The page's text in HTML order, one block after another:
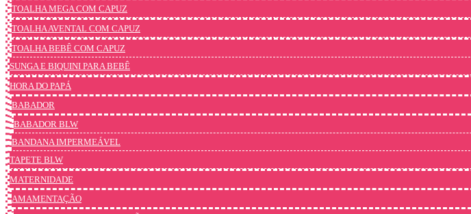
TOALHA MEGA COM CAPUZ
TOALHA AVENTAL COM CAPUZ
TOALHA BEBÊ COM CAPUZ
SUNGA E BIQUINI PARA BEBÊ
HORA DO PAPÁ
BABADOR
BABADOR BLW
BANDANA IMPERMEÁVEL
TAPETE BLW
MATERNIDADE
AMAMENTAÇÃO